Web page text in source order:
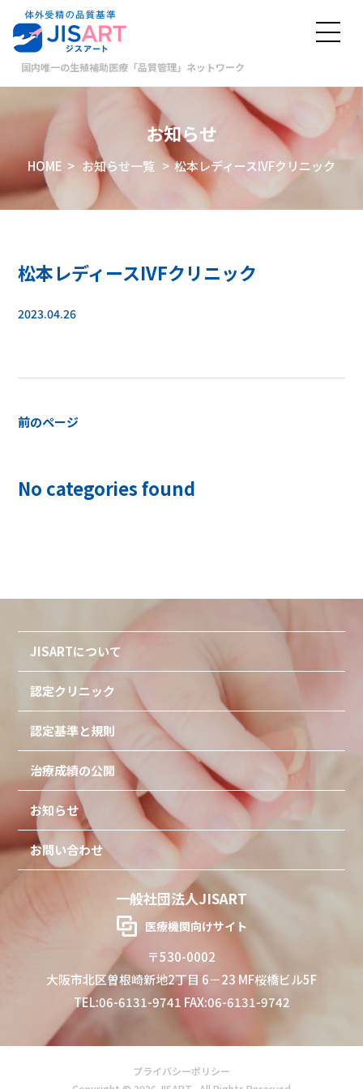
国内唯一の生殖補助医療「品質管理」ネットワーク
お知らせ
HOME > お知らせ一覧 > 松本レディースIVFクリニック
松本レディースIVFクリニック
2023.04.26
前のページ
No categories found
JISARTについて
認定クリニック
認定基準と規則
治療成績の公開
お知らせ
お問い合わせ
一般社団法人JISART
医療機関向けサイト
〒530-0002
大阪市北区曽根崎新地2丁目 6－23 MF桜橋ビル5F
TEL:06-6131-9741 FAX:06-6131-9742
プライバシーポリシー